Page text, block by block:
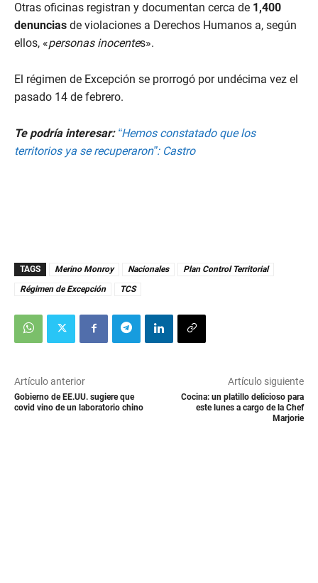
Otras oficinas registran y documentan cerca de 1,400
denuncias de violaciones a Derechos Humanos a, según
ellos, «personas inocentes».
El régimen de Excepción se prorrogó por undécima vez el
pasado 14 de febrero.
Te podría interesar: “Hemos constatado que los
territorios ya se recuperaron”: Castro
TAGS Merino Monroy Nacionales
Plan Control Territorial
Régimen de Excepción
TCS
Artículo anterior
Gobierno de EE.UU. sugiere que
covid vino de un laboratorio chino
Artículo siguiente
Cocina: un platillo delicioso para
este lunes a cargo de la Chef
Marjorie